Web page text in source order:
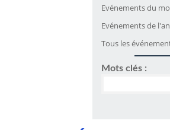
Evénements du
Evénements de
Tous les
Mots clés :